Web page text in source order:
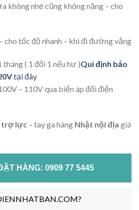
không nhẹ cũng không nặng – cho
– cho tốc độ nhanh – khi đi đường vắng
tháng ( 1 đổi 1 nếu hư )Qui định bảo
tại đây
– 110V qua biến áp đổi điện
trợ lực – tay ga hàng Nhật nội địa giá
HÀNG: 0909 77 5445